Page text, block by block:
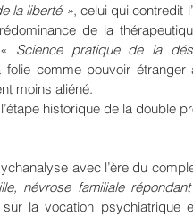
la liberté », celui qui contredit
de la
Science pratique de la
comme pouvoir
moins aliéné.
historique de la double
avec l’ère du
sur la vocation